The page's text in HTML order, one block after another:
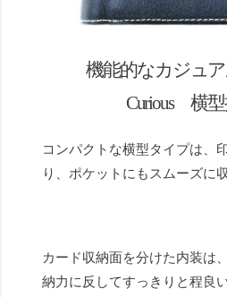
機能的なカジュ
Curious 横
コンパクトな横型タイプは、
り、ポケットにもスムーズに
カード収納面を分けた内装は
納力に反してすっきりと程良